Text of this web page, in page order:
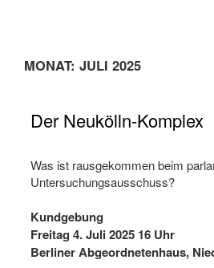
MONAT: JULI 2025
Der Neukölln-Komplex
Was ist rausgekommen beim
Untersuchungsausschuss?
Kundgebung
Freitag 4. Juli 2025 16 Uhr
Berliner Abgeordnetenhaus,